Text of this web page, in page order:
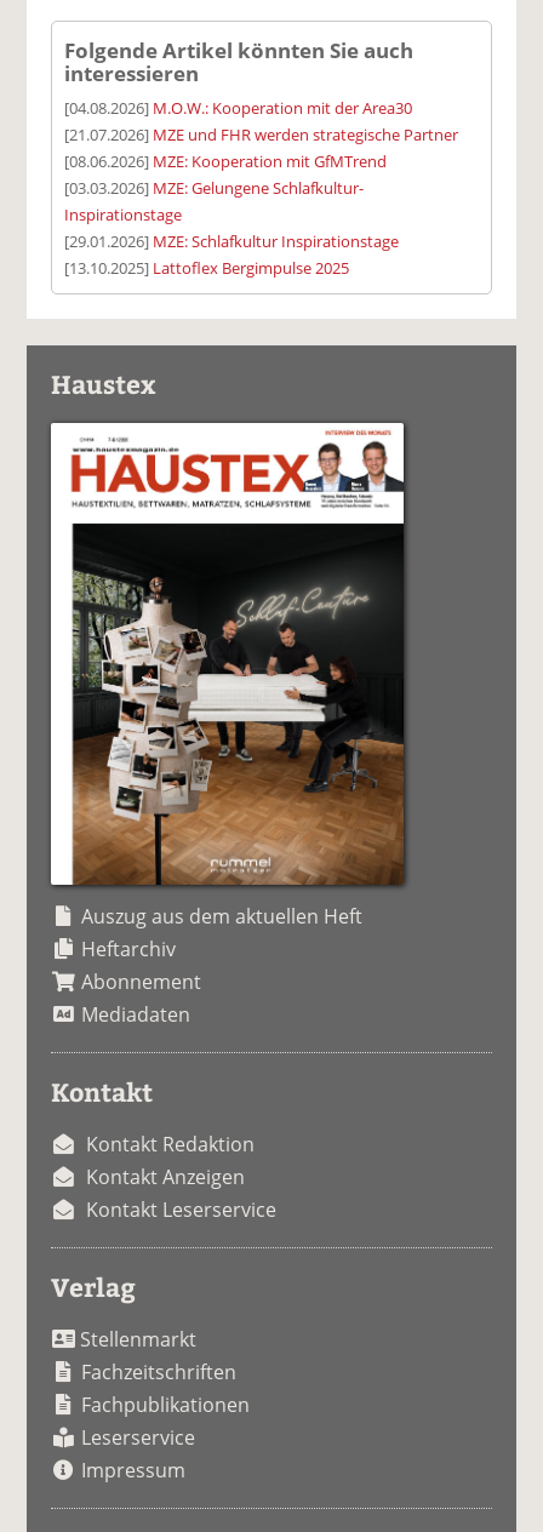
Folgende Artikel könnten Sie auch
interessieren
[04.08.2026] M.O.W.: Kooperation mit der Area30
[21.07.2026] MZE und FHR werden strategische Partner
[08.06.2026] MZE: Kooperation mit GfMTrend
[03.03.2026] MZE: Gelungene Schlafkultur-
Inspirationstage
[29.01.2026] MZE: Schlafkultur Inspirationstage
[13.10.2025] Lattoflex Bergimpulse 2025
Haustex
Auszug aus dem aktuellen Heft
Heftarchiv
Abonnement
Mediadaten
Kontakt
Kontakt Redaktion
Kontakt Anzeigen
Kontakt Leserservice
Verlag
Stellenmarkt
Fachzeitschriften
Fachpublikationen
Leserservice
Impressum